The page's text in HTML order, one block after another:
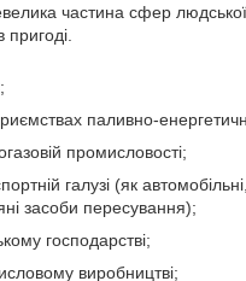
паливно-
промисловості;
галузі (як
засоби пересування);
господарстві;
виробництві;
частина сфер людської